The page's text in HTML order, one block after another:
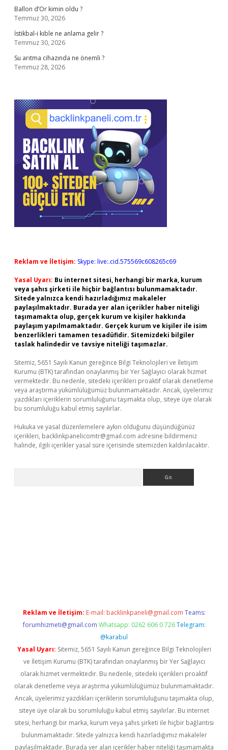
Ballon d’Or kimin oldu ?
Temmuz 30, 2026
İstikbal-i kıble ne anlama gelir ?
Temmuz 30, 2026
Su arıtma cihazında ne önemli ?
Temmuz 28, 2026
Reklam ve İletişim: Skype: live:.cid.575569c608265c69
Yasal Uyarı: Bu internet sitesi, herhangi bir marka, kurum
veya şahıs şirketi ile hiçbir bağlantısı bulunmamaktadır.
Sitede yalnızca kendi hazırladığımız makaleler
paylaşılmaktadır. Burada yer alan içerikler haber niteliği
taşımamakta olup, gerçek kurum ve kişiler hakkında
paylaşım yapılmamaktadır. Gerçek kurum ve kişiler ile isim
benzerlikleri tamamen tesadüfidir. Sitemizdeki bilgiler
taslak halindedir ve tavsiye niteliği taşımazlar.
Sitemiz, 5651 Sayılı Kanun gereğince Bilgi Teknolojileri ve İletişim
Kurumu (BTK) tarafından onaylanmış bir Yer Sağlayıcı olarak hizmet
vermektedir. Bu nedenle, sitedeki içerikleri proaktif olarak denetleme
veya araştırma yükümlülüğümüz bulunmamaktadır. Ancak, üyelerimiz
yazdıkları içeriklerin sorumluluğunu taşımakta olup, siteye üye olarak
bu sorumluluğu kabul etmiş sayılırlar.
Hukuka ve yasal düzenlemelere aykırı olduğunu düşündüğünüz
içerikleri, backlinkpanelicomtr@gmail.com adresine bildirmeniz
halinde, ilgili içerikler yasal süre içerisinde sitemizden kaldırılacaktır.
Reklam ve İletişim: E-mail: backlinkpaneli@gmail.com Teams:
forumhizmeti@gmail.com Whatsapp: 0262 606 0 726 Telegram:
@karabul
Yasal Uyarı: Sitemiz, 5651 Sayılı Kanun gereğince Bilgi Teknolojileri
ve İletişim Kurumu (BTK) tarafından onaylanmış bir Yer Sağlayıcı
olarak hizmet vermektedir. Bu nedenle, sitedeki içerikleri proaktif
olarak denetleme veya araştırma yükümlülüğümüz bulunmamaktadır.
Ancak, üyelerimiz yazdıkları içeriklerin sorumluluğunu taşımakta olup,
siteye üye olarak bu sorumluluğu kabul etmiş sayılırlar. Bu internet
sitesi, herhangi bir marka, kurum veya şahıs şirketi ile hiçbir bağlantısı
bulunmamaktadır. Sitede yalnızca kendi hazırladığımız makaleler
paylaşılmaktadır. Burada yer alan içerikler haber niteliği taşımamakta